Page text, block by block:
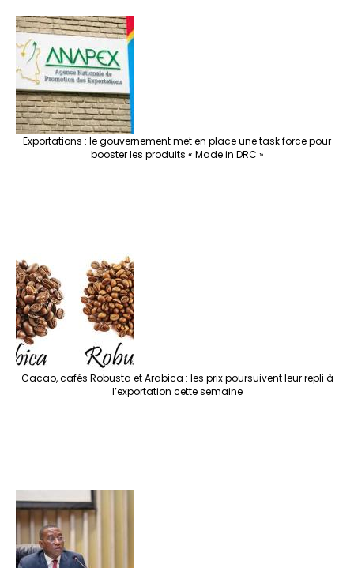
Exportations : le gouvernement met en place une task force pour
booster les produits « Made in DRC »
Cacao, cafés Robusta et Arabica : les prix poursuivent leur repli à
l’exportation cette semaine